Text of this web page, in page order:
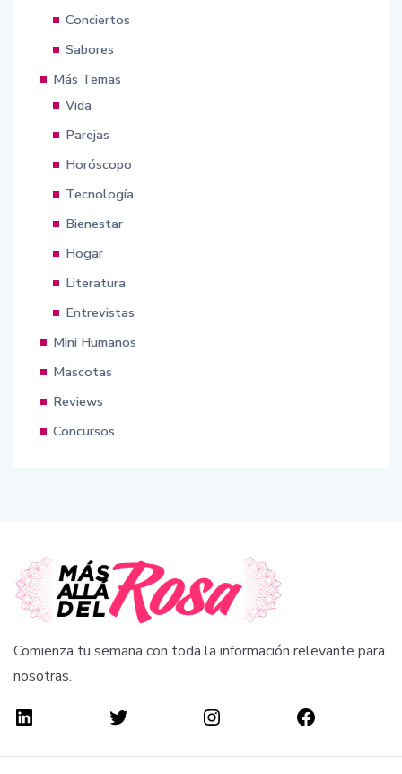
Conciertos
Sabores
Más Temas
Vida
Parejas
Horóscopo
Tecnología
Bienestar
Hogar
Literatura
Entrevistas
Mini Humanos
Mascotas
Reviews
Concursos
Comienza tu semana con toda la información relevante para
nosotras.